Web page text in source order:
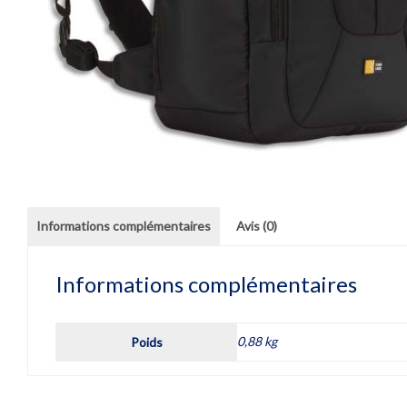
Informations complémentaires Avis (0)
Informations complémentaires
Poids 0,88 kg